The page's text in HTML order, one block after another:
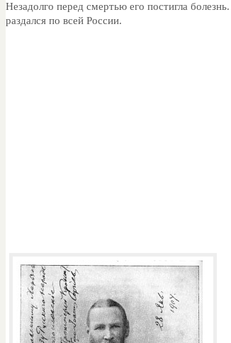
Незадолго перед смертью его постигла
раздался по всей России.